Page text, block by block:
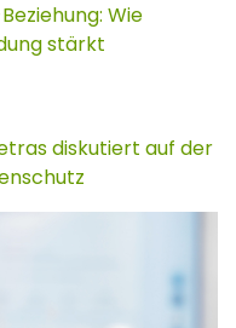
Wie
stärkt
diskutiert auf der